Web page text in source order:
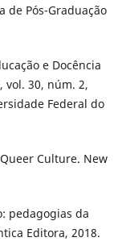
de Pós-Graduação
e Docência
vol. 30, núm. 2,
Federal do
Culture. New
pedagogias da
Editora, 2018.